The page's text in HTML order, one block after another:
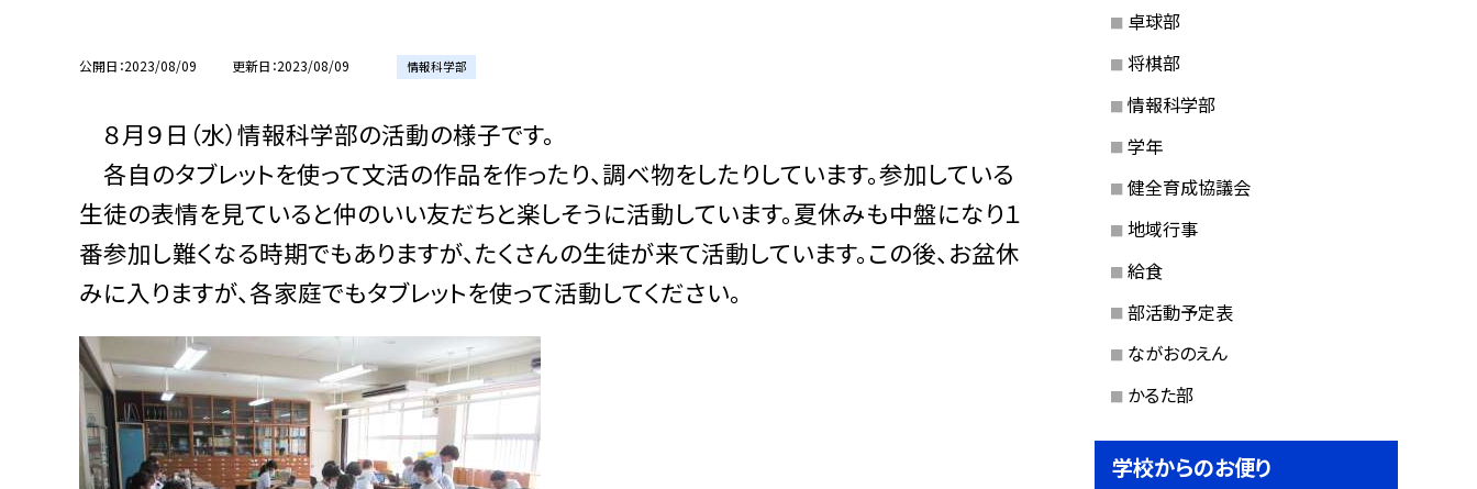
公開日 2023/08/09 更新日 2023/08/09 情報科学部
８月９日（水）情報科学部の活動の様子です。
各自のタブレットを使って文活の作品を作ったり、調べ物をしたりしています。参加している
生徒の表情を見ていると仲のいい友だちと楽しそうに活動しています。夏休みも中盤になり１
番参加し難くなる時期でもありますが、たくさんの生徒が来て活動しています。この後、お盆休
みに入りますが、各家庭でもタブレットを使って活動してください。
卓球部
将棋部
情報科学部
学年
健全育成協議会
地域行事
給食
部活動予定表
ながおのえん
かるた部
学校からのお便り